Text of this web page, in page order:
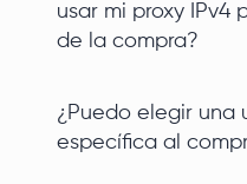
usar mi proxy IPv4
de la compra?
¿Puedo elegir una
específica al